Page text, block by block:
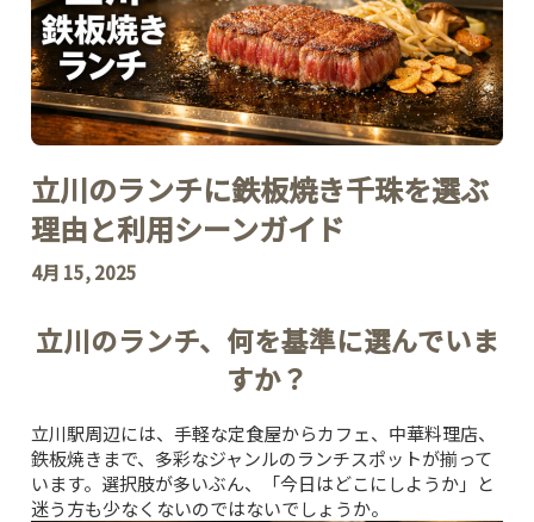
立川のランチに鉄板焼き千珠を選ぶ
理由と利用シーンガイド
4月 15, 2025
立川のランチ、何を基準に選んでいま
すか？
立川駅周辺には、手軽な定食屋からカフェ、中華料理店、
鉄板焼きまで、多彩なジャンルのランチスポットが揃って
います。選択肢が多いぶん、「今日はどこにしようか」と
迷う方も少なくないのではないでしょうか。